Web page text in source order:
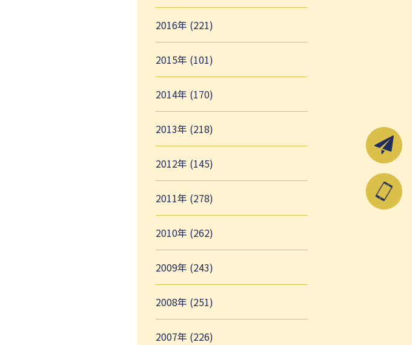
2016年 (221)
2015年 (101)
2014年 (170)
2013年 (218)
2012年 (145)
2011年 (278)
2010年 (262)
2009年 (243)
2008年 (251)
2007年 (226)